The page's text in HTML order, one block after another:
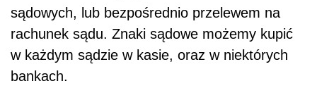
sądowych, lub bezpośrednio przelewem na
rachunek sądu. Znaki sądowe możemy kupić
w każdym sądzie w kasie, oraz w niektórych
bankach.